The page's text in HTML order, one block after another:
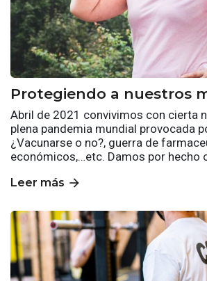
Protegiendo a nuestros
Abril de 2021 convivimos con cierta
plena pandemia mundial provocada
¿Vacunarse o no?, guerra de
económicos,…etc. Damos por hecho
Leer más arrow_forward